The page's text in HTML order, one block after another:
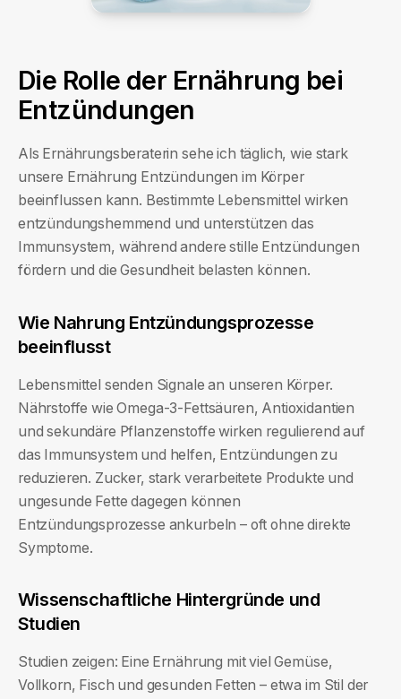
Die Rolle der Ernährung bei
Entzündungen
Als Ernährungsberaterin sehe ich täglich, wie stark
unsere Ernährung Entzündungen im Körper
beeinflussen kann. Bestimmte Lebensmittel wirken
entzündungshemmend und unterstützen das
Immunsystem, während andere stille Entzündungen
fördern und die Gesundheit belasten können.
Wie Nahrung Entzündungsprozesse
beeinflusst
Lebensmittel senden Signale an unseren Körper.
Nährstoffe wie Omega-3-Fettsäuren, Antioxidantien
und sekundäre Pflanzenstoffe wirken regulierend auf
das Immunsystem und helfen, Entzündungen zu
reduzieren. Zucker, stark verarbeitete Produkte und
ungesunde Fette dagegen können
Entzündungsprozesse ankurbeln – oft ohne direkte
Symptome.
Wissenschaftliche Hintergründe und
Studien
Studien zeigen: Eine Ernährung mit viel Gemüse,
Vollkorn, Fisch und gesunden Fetten – etwa im Stil der